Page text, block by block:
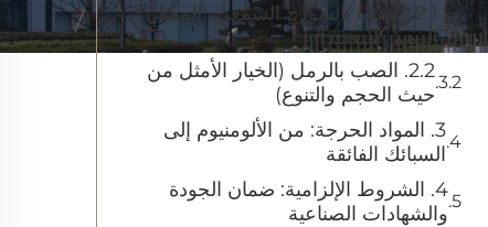
2.1. الصب بالنموذج الشمعي (المعيار
الذهبي للتعقيد)
2.2. الصب بالرمل (الخيار الأمثل من
حيث الحجم والتنوع)
3. المواد الحرجة: من الألومنيوم إلى
السبائك الفائقة
4. الشروط الإلزامية: ضمان الجودة
والشهادات الصناعية